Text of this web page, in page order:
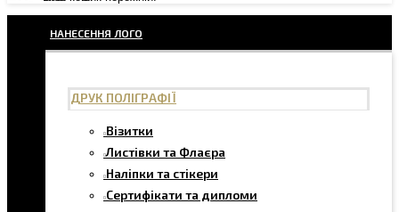
НАНЕСЕННЯ ЛОГО
ДРУК ПОЛІГРАФІЇ
Візитки
Листівки та Флаєра
Наліпки та стікери
Сертифікати та дипломи